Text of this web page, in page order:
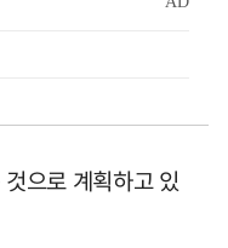
으로 계획하고 있